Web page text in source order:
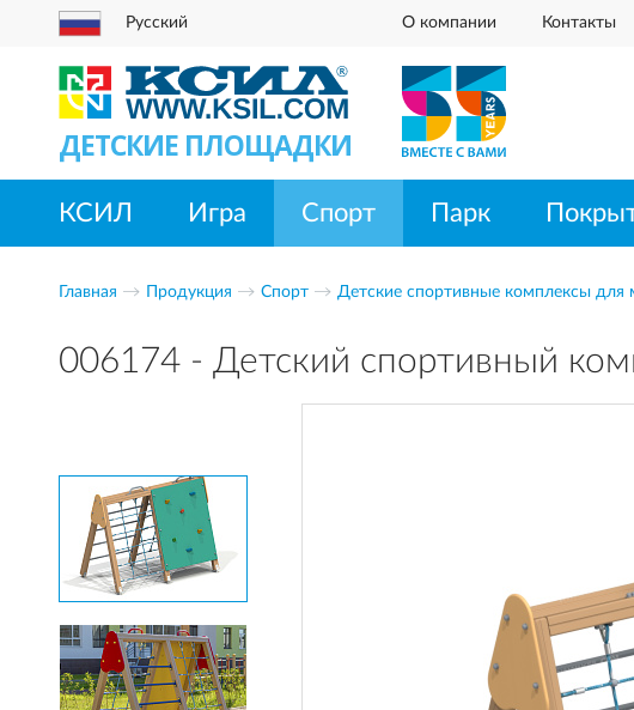
Русский О компании Контакты
ДЕТСКИЕ ПЛОЩАДКИ
КСИЛ Игра Спорт Парк
Главная Продукция Спорт Детские спортивные комплексы для
006174 - Детский спортивный